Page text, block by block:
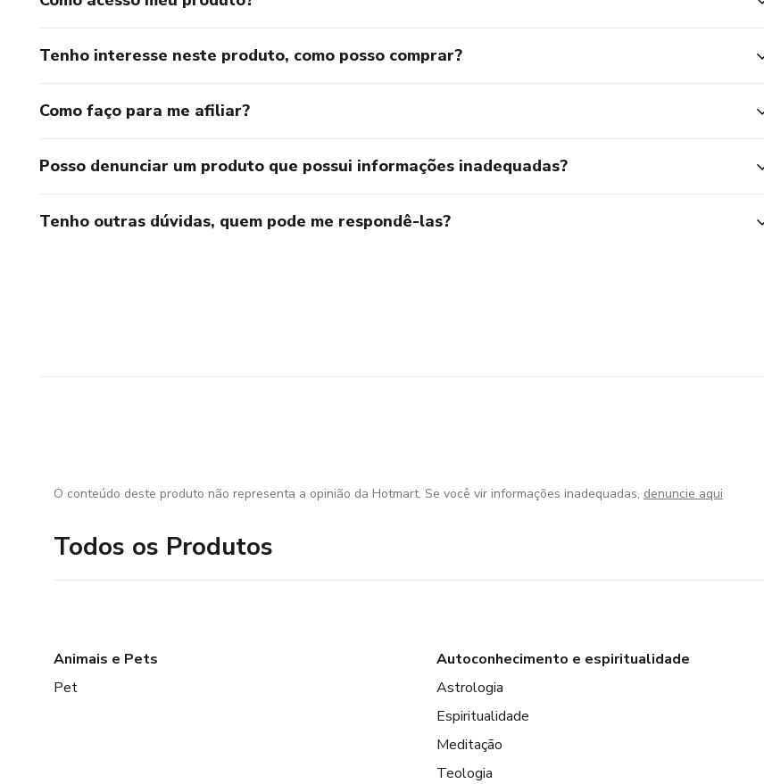
Tenho interesse neste produto, como posso comprar?
Como faço para me afiliar?
Posso denunciar um produto que possui informações inadequadas?
Tenho outras dúvidas, quem pode me respondê-las?
O conteúdo deste produto não representa a opinião da Hotmart. Se você vir informações inadequadas, denuncie aqui
Todos os Produtos
Animais e Pets
Pet
Autoconhecimento e espiritualidade
Astrologia
Espiritualidade
Meditação
Teologia